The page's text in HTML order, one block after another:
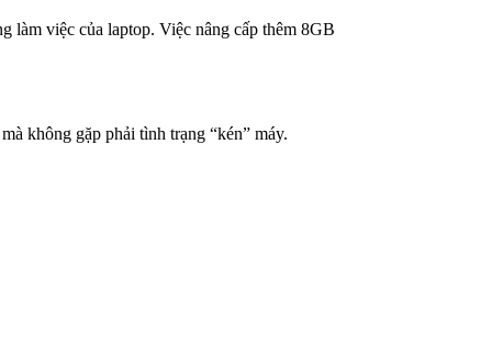
làm việc của laptop. Việc nâng cấp thêm 8GB
không gặp phải tình trạng “kén” máy.